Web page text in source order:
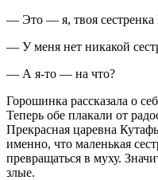
— Это — я, твоя сестренка
— У меня нет никакой
— А я-то — на что?
Горошинка рассказала о
Теперь обе плакали от
Прекрасная царевна
именно, что маленькая
превращаться в муху.
злые.